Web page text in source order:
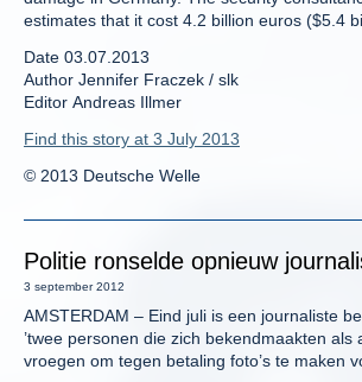
estimates that it cost 4.2 billion euros ($5.4
Date 03.07.2013
Author Jennifer Fraczek / slk
Editor Andreas Illmer
Find this story at 3 July 2013
© 2013 Deutsche Welle
Politie ronselde opnieuw
3 september 2012
AMSTERDAM – Eind juli is een journaliste
’twee personen die zich bekendmaakten als
vroegen om tegen betaling foto’s te maken